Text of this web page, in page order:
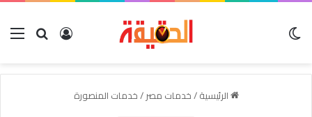
بحث عنتسجيل
الرئيسية/خدمات مصر/خدمات المنصورة